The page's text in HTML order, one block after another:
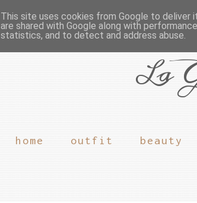
La
home outfit beauty
This site uses cookies from Google to deliver
are shared with Google along with
statistics, and to detect and address abuse.